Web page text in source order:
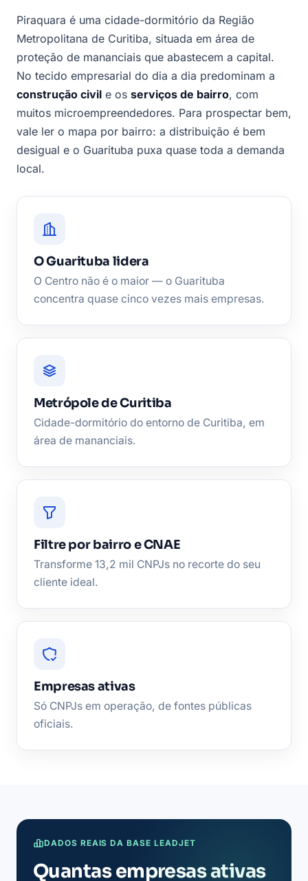
Piraquara é uma cidade-dormitório da Região
Metropolitana de Curitiba, situada em área de
proteção de mananciais que abastecem a capital.
No tecido empresarial do dia a dia predominam a
construção civil e os serviços de bairro, com
muitos microempreendedores. Para prospectar bem,
vale ler o mapa por bairro: a distribuição é bem
desigual e o Guarituba puxa quase toda a demanda
local.
O Guarituba lidera
O Centro não é o maior — o Guarituba
concentra quase cinco vezes mais empresas.
Metrópole de Curitiba
Cidade-dormitório do entorno de Curitiba, em
área de mananciais.
Filtre por bairro e CNAE
Transforme 13,2 mil CNPJs no recorte do seu
cliente ideal.
Empresas ativas
Só CNPJs em operação, de fontes públicas
oficiais.
DADOS REAIS DA BASE LEADJET
Quantas empresas ativas